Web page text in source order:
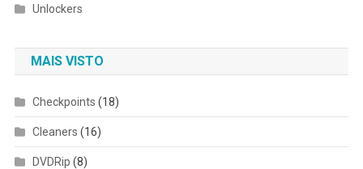
Unlockers
MAIS VISTO
Checkpoints (18)
Cleaners (16)
DVDRip (8)